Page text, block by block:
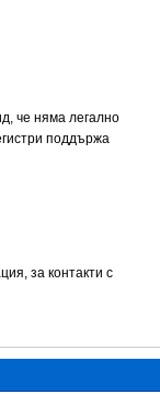
че няма легално
поддържа
за контакти с